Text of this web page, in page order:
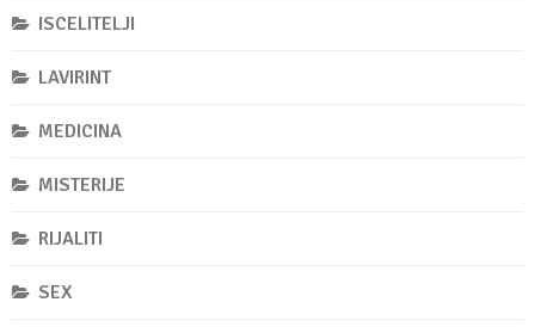
ISCELITELJI
LAVIRINT
MEDICINA
MISTERIJE
RIJALITI
SEX